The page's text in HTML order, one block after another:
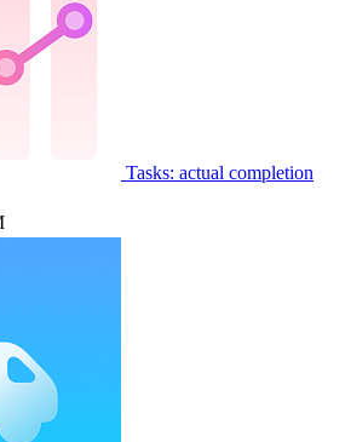
Tasks: actual completion